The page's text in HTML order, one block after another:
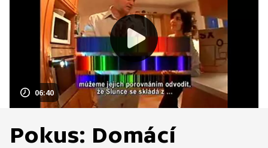
06:40
Pokus: Domácí